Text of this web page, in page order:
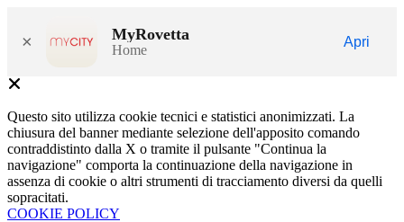
× MyRovetta
Home
Apri
Questo sito utilizza cookie tecnici e statistici anonimizzati. La
chiusura del banner mediante selezione dell'apposito comando
contraddistinto dalla X o tramite il pulsante "Continua la
navigazione" comporta la continuazione della navigazione in
assenza di cookie o altri strumenti di tracciamento diversi da quelli
sopracitati.
COOKIE POLICY